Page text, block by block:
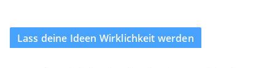
Lass deine Ideen Wirklichkeit werden